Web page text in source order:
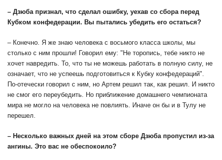
– Дзюба признал, что сделал ошибку, уехав со сбора перед
Кубком конфедерации. Вы пытались убедить его остаться?
– Конечно. Я же знаю человека с восьмого класса школы, мы
столько с ним прошли! Говорил ему: "Не торопись, тебе никто не
хочет навредить. То, что ты не можешь работать в полную силу, не
означает, что не успеешь подготовиться к Кубку конфедераций".
По-отечески говорил с ним, но Артем решил так, как решил. И никто
не смог его переубедить. Но приближение домашнего чемпионата
мира не могло на человека не повлиять. Иначе он бы и в Тулу не
перешел.
– Несколько важных дней на этом сборе Дзюба пропустил из-за
ангины. Это вас не обеспокоило?